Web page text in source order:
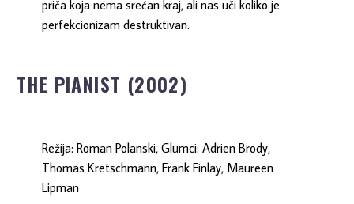
priča koja nema srećan kraj, ali nas uči koliko je
perfekcionizam destruktivan.
THE PIANIST (2002)
Režija: Roman Polanski, Glumci: Adrien Brody,
Thomas Kretschmann, Frank Finlay, Maureen
Lipman